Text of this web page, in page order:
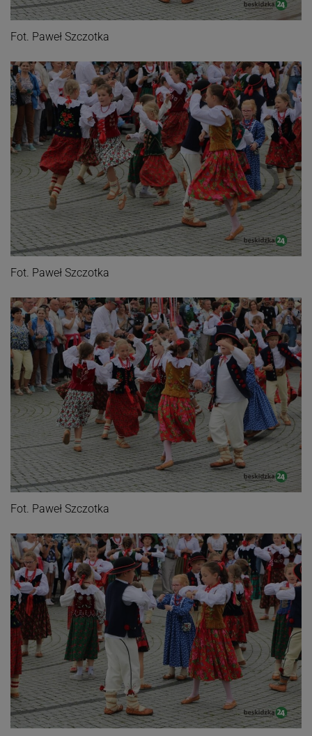
Fot. Paweł Szczotka
Fot. Paweł Szczotka
Fot. Paweł Szczotka